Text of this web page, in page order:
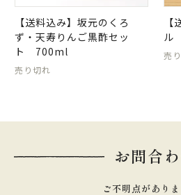
【送料込み】坂元のくろ
ず・天寿りんご黒酢セッ
ト 700ml
売り切れ
ル
売
お問合
ご不明点があり